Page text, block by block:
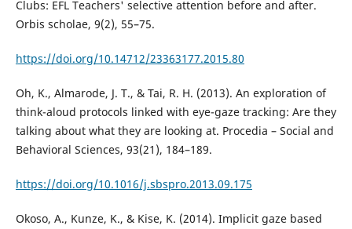
Clubs: EFL Teachers' selective attention before and after.
Orbis scholae, 9(2), 55–75.
https://doi.org/10.14712/23363177.2015.80
Oh, K., Almarode, J. T., & Tai, R. H. (2013). An exploration of
think-aloud protocols linked with eye-gaze tracking: Are they
talking about what they are looking at. Procedia – Social and
Behavioral Sciences, 93(21), 184–189.
https://doi.org/10.1016/j.sbspro.2013.09.175
Okoso, A., Kunze, K., & Kise, K. (2014). Implicit gaze based